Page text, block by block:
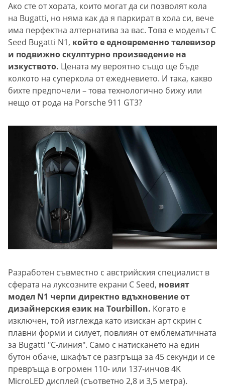
Ако сте от хората, които могат да си позволят кола
на Bugatti, но няма как да я паркират в хола си, вече
има перфектна алтернатива за вас. Това е моделът C
Seed Bugatti N1, който е едновременно телевизор
и подвижно скулптурно произведение на
изкуството. Цената му вероятно също ще бъде
колкото на суперкола от ежедневието. И така, какво
бихте предпочели – това технологично бижу или
нещо от рода на Porsche 911 GT3?
Разработен съвместно с австрийския специалист в
сферата на луксозните екрани C Seed, новият
модел N1 черпи директно вдъхновение от
дизайнерския език на Tourbillon. Когато е
изключен, той изглежда като изискан арт скрин с
плавни форми и силует, повлиян от емблематичната
за Bugatti "C-линия". Само с натискането на един
бутон обаче, шкафът се разгръща за 45 секунди и се
превръща в огромен 110- или 137-инчов 4K
MicroLED дисплей (съответно 2,8 и 3,5 метра).